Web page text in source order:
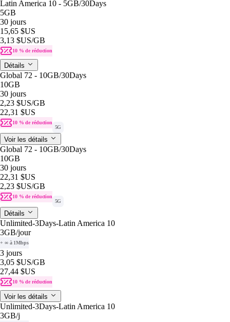
Latin America 10 - 5GB/30Days
5GB
30 jours
15,65 $US
3,13 $US/GB
10 % de réduction
Détails
Global 72 - 10GB/30Days
10GB
30 jours
2,23 $US/GB
22,31 $US
10 % de réduction
5G
Voir les détails
Global 72 - 10GB/30Days
10GB
30 jours
22,31 $US
2,23 $US/GB
10 % de réduction
5G
Détails
Unlimited-3Days-Latin America 10
3GB/jour
+ ∞ à 1Mbps
3 jours
3,05 $US/GB
27,44 $US
10 % de réduction
Voir les détails
Unlimited-3Days-Latin America 10
3GB/j